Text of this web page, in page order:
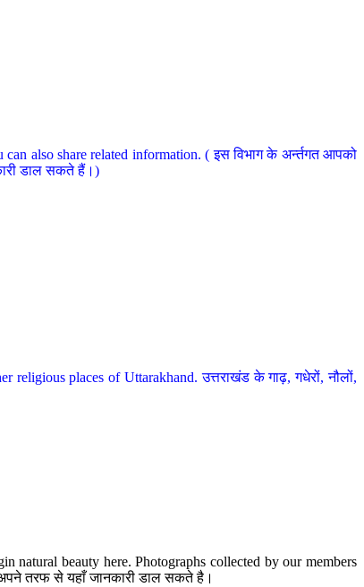
also share related information. ( इस विभाग के अर्न्तगत आपको
डाल सकते हैं।)
religious places of Uttarakhand. उत्तराखंड के गाढ़, गधेरों, नौलों,
natural beauty here. Photographs collected by our members
तरफ से यहाँ जानकारी डाल सकते है।